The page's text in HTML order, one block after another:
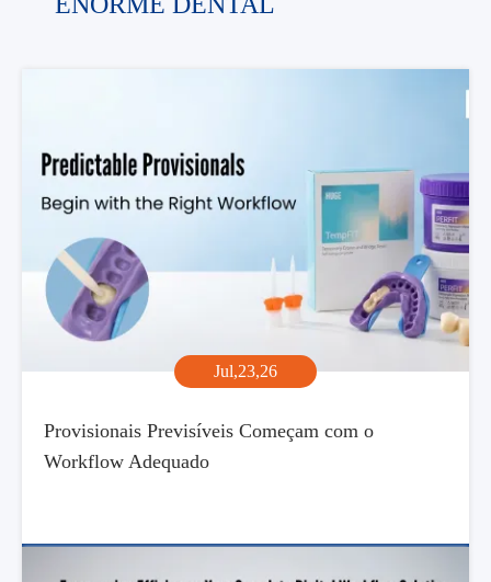
Jul,23,26
Provisionais Previsíveis Começam com o
Workflow Adequado